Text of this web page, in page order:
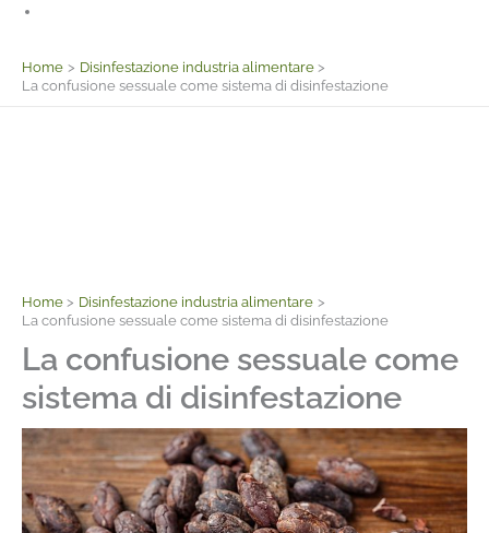
Home
Disinfestazione industria alimentare
La confusione sessuale come sistema di disinfestazione
Home
Disinfestazione industria alimentare
La confusione sessuale come sistema di disinfestazione
La confusione sessuale come
sistema di disinfestazione